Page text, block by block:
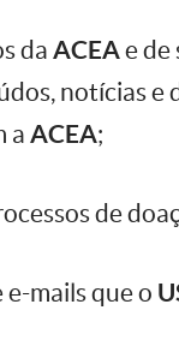
da ACEA e de
notícias e
a ACEA;
de
mails que o